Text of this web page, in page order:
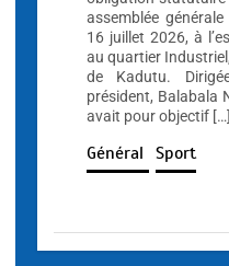
assemblée
16 juillet 2026, à
au quartier
de Kadutu.
président, Balabala
avait pour objectif […]
Général Sport